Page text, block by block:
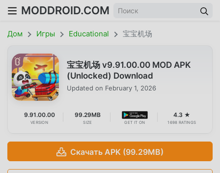
MODDROID.COM
Дом Игры Educational 宝宝机场
宝宝机场 v9.91.00.00 MOD APK
(Unlocked) Download
Updated on February 1, 2026
9.91.00.00
VERSION
99.29MB
SIZE GET IT ON
4.3 ★
1698 RATINGS
Скачать APK (99.29MB)